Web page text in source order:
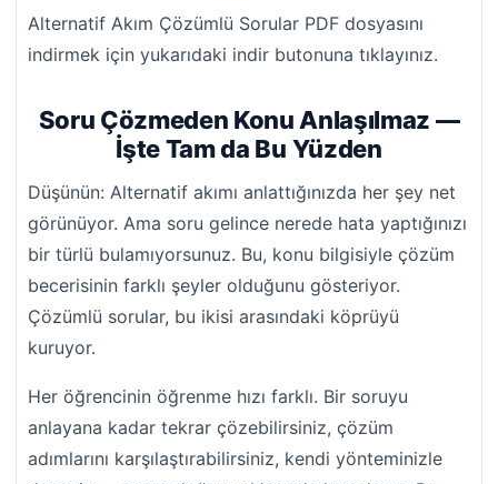
Alternatif Akım Çözümlü Sorular PDF dosyasını
indirmek için yukarıdaki indir butonuna tıklayınız.
Soru Çözmeden Konu Anlaşılmaz —
İşte Tam da Bu Yüzden
Düşünün: Alternatif akımı anlattığınızda her şey net
görünüyor. Ama soru gelince nerede hata yaptığınızı
bir türlü bulamıyorsunuz. Bu, konu bilgisiyle çözüm
becerisinin farklı şeyler olduğunu gösteriyor.
Çözümlü sorular, bu ikisi arasındaki köprüyü
kuruyor.
Her öğrencinin öğrenme hızı farklı. Bir soruyu
anlayana kadar tekrar çözebilirsiniz, çözüm
adımlarını karşılaştırabilirsiniz, kendi yönteminizle